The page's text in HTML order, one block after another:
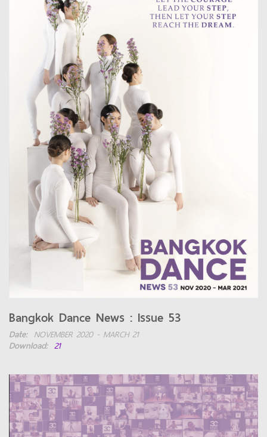
Bangkok Dance News : Issue 53
Date: NOVEMBER 2020 - MARCH 21
Download: 21